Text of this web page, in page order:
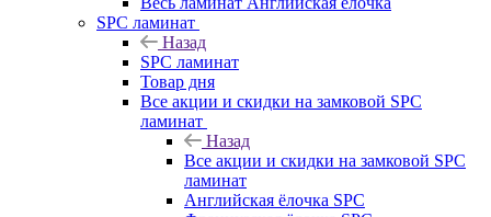
SPC ламинат
Назад
SPC ламинат
Товар дня
Все акции и скидки на замковой SPC
ламинат
Назад
Все акции и скидки на замковой SPC
ламинат
Английская ёлочка SPC